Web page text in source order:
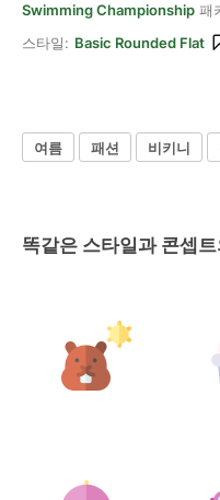
Swimming Championship 패
스타일: Basic Rounded Flat
여름 패션 비키니
똑같은 스타일과 콘셉